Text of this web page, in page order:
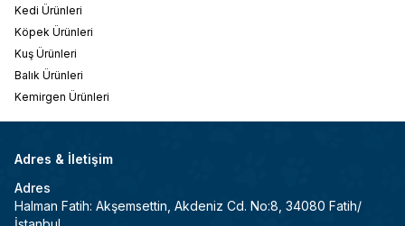
Kedi Ürünleri
Köpek Ürünleri
Kuş Ürünleri
Balık Ürünleri
Kemirgen Ürünleri
Adres & İletişim
Adres
Halman Fatih: Akşemsettin, Akdeniz Cd. No:8, 34080 Fatih/